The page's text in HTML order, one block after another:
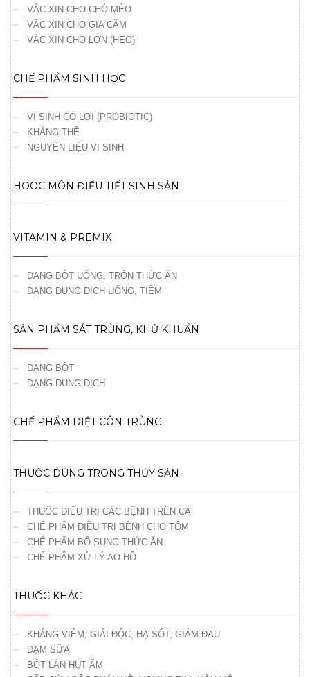
VẮC XIN CHO CHÓ MÈO
VẮC XIN CHO GIA CẦM
VẮC XIN CHO LỢN (HEO)
CHẾ PHẨM SINH HỌC
VI SINH CÓ LỢI (PROBIOTIC)
KHÁNG THỂ
NGUYÊN LIỆU VI SINH
HOOC MÔN ĐIỀU TIẾT SINH SẢN
VITAMIN & PREMIX
DẠNG BỘT UỐNG, TRỘN THỨC ĂN
DẠNG DUNG DỊCH UỐNG, TIÊM
SẢN PHẨM SÁT TRÙNG, KHỬ KHUẨN
DẠNG BỘT
DẠNG DUNG DỊCH
CHẾ PHẨM DIỆT CÔN TRÙNG
THUỐC DÙNG TRONG THỦY SẢN
THUỐC ĐIỀU TRỊ CÁC BỆNH TRÊN CÁ
CHẾ PHẨM ĐIỀU TRỊ BỆNH CHO TÔM
CHẾ PHẨM BỔ SUNG THỨC ĂN
CHẾ PHẨM XỬ LÝ AO HỒ
THUỐC KHÁC
KHÁNG VIÊM, GIẢI ĐỘC, HẠ SỐT, GIẢM ĐAU
ĐẠM SỮA
BỘT LĂN HÚT ẨM